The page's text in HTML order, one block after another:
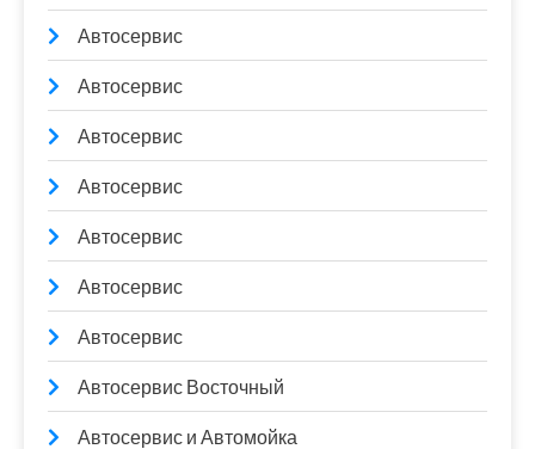
Автосервис
Автосервис
Автосервис
Автосервис
Автосервис
Автосервис
Автосервис
Автосервис Восточный
Автосервис и Автомойка